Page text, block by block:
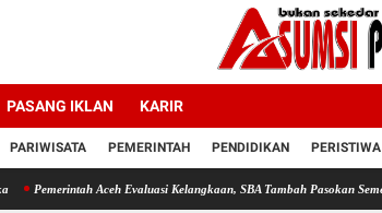
PASANG IKLAN KARIR
PARIWISATA PEMERINTAH PENDIDIKAN PERISTIWA
Aceh Evaluasi Kelangkaan, SBA Tambah Pasokan Semen Andalas